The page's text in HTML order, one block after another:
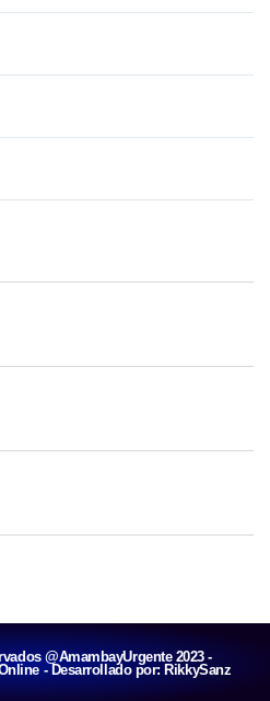
@AmambayUrgente 2023 -
- Desarrollado por: RikkySanz